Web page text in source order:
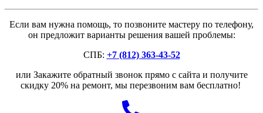
Если вам нужна помощь, то позвоните мастеру по телефону,
он предложит варианты решения вашей проблемы:
СПБ: +7 (812) 363-43-52
или Закажите обратный звонок прямо с сайта и получите
скидку 20% на ремонт, мы перезвоним вам бесплатно!